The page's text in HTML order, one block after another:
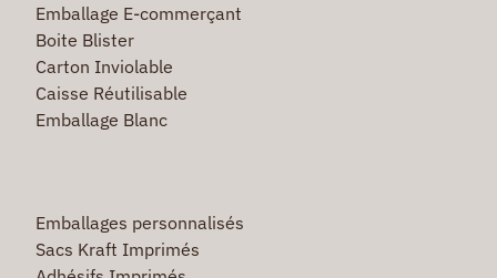
Emballage E-commerçant
Boite Blister
Carton Inviolable
Caisse Réutilisable
Emballage Blanc
Emballages personnalisés
Sacs Kraft Imprimés